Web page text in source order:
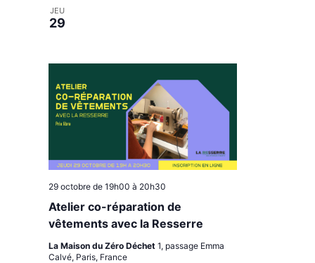
JEU
29
Atelier co-réparation de
vêtements avec la Resserre
29 octobre de 19h00 à 20h30
La Maison du Zéro Déchet 1, passage Emma
Calvé, Paris, France